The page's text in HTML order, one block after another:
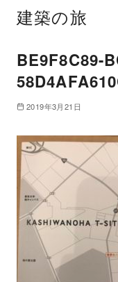
建築の旅
BE9F8C89-
2019年3月21日